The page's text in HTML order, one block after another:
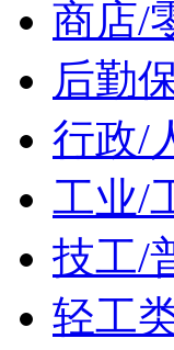
商店/
后勤
行政/
工业/
技工/
轻工